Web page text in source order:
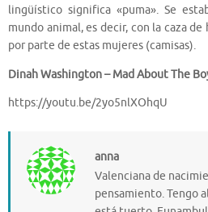
lingüístico significa «puma». Se
mundo animal, es decir, con la caza
por parte de estas mujeres (camisas).
Dinah Washington – Mad About The
https://youtu.be/2yo5nlXOhqU
anna
Valenciana de
pensamiento. Tengo